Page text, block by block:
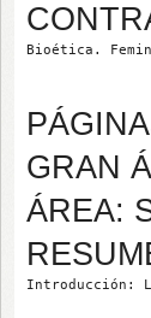
Bioética.
GRAN
ÁREA:
Introducción: